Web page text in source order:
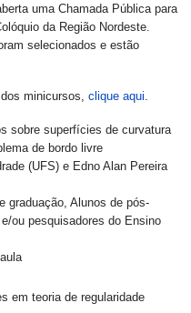
uma Chamada Pública para
da Região Nordeste.
selecionados e estão
minicursos, clique aqui.
sobre superfícies de curvatura
de bordo livre
(UFS) e Edno Alan Pereira
graduação, Alunos de pós-
ou pesquisadores do Ensino
em teoria de regularidade